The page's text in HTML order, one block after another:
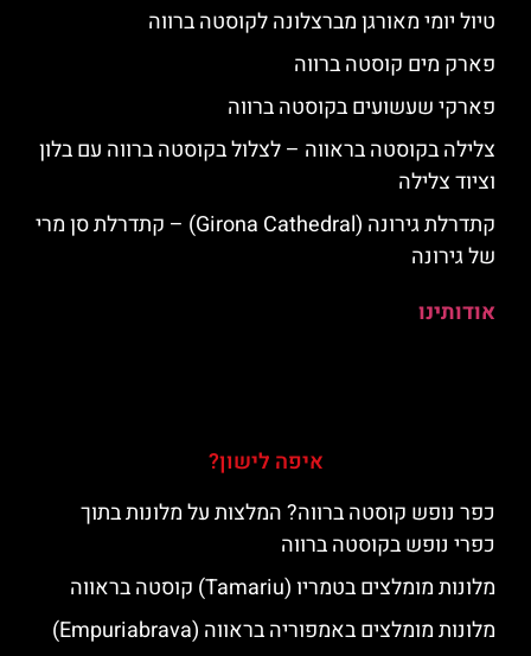
טיול יומי מאורגן מברצלונה לקוסטה ברווה
פארק מים קוסטה ברווה
פארקי שעשועים בקוסטה ברווה
צלילה בקוסטה בראווה – לצלול בקוסטה ברווה עם בלון
וציוד צלילה
קתדרלת גירונה (Girona Cathedral) – קתדרלת סן מרי
של גירונה
אודותינו
איפה לישון?
כפר נופש קוסטה ברווה? המלצות על מלונות בתוך
כפרי נופש בקוסטה ברווה
מלונות מומלצים בטמריו (Tamariu) קוסטה בראווה
מלונות מומלצים באמפוריה בראווה (Empuriabrava)